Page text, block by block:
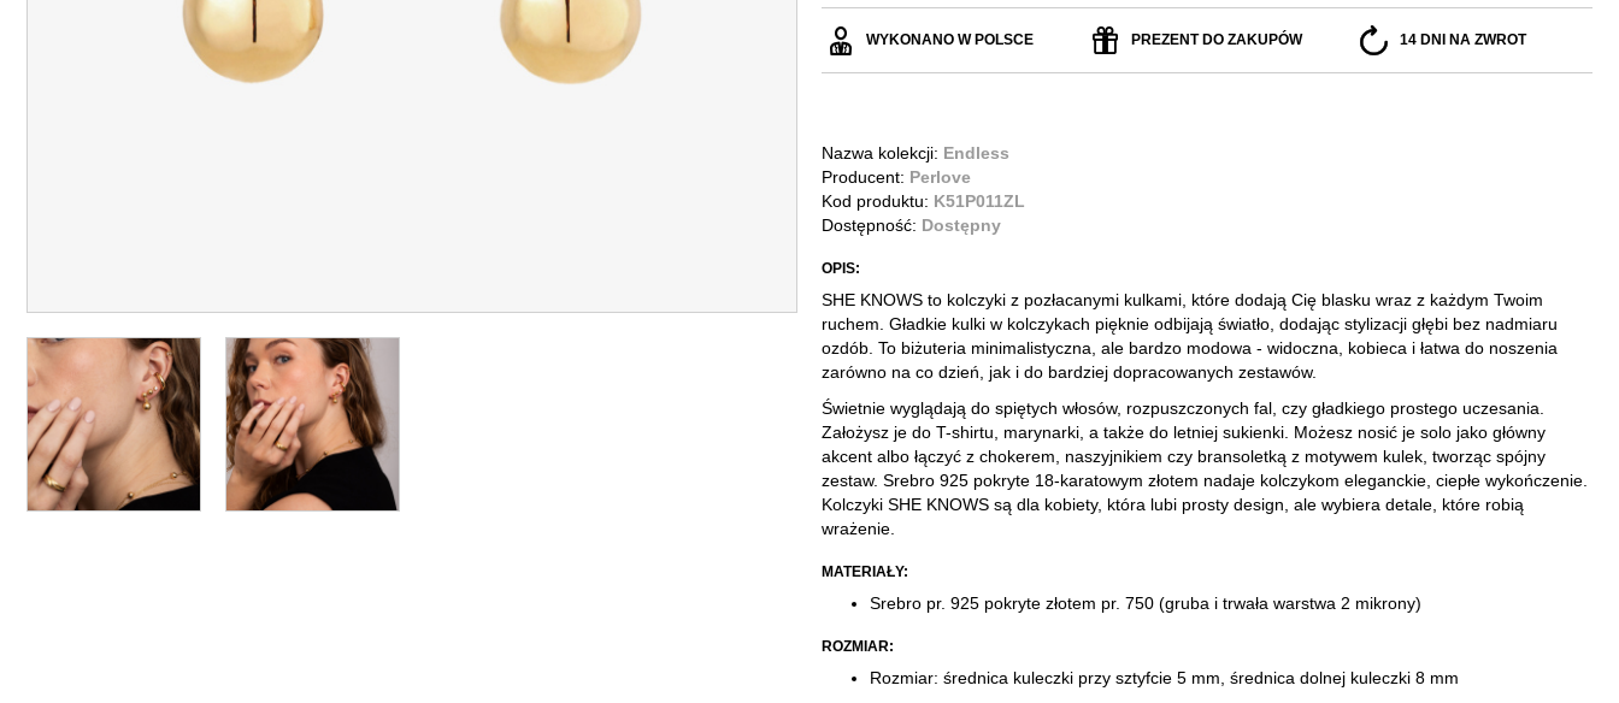
WYKONANO W POLSCE PREZENT DO ZAKUPÓW 14 DNI NA ZWROT
Nazwa kolekcji: Endless
Producent: Perlove
Kod produktu: K51P011ZL
Dostępność: Dostępny
OPIS:
SHE KNOWS to kolczyki z pozłacanymi kulkami, które dodają Cię blasku wraz z każdym Twoim
ruchem. Gładkie kulki w kolczykach pięknie odbijają światło, dodając stylizacji głębi bez nadmiaru
ozdób. To biżuteria minimalistyczna, ale bardzo modowa - widoczna, kobieca i łatwa do noszenia
zarówno na co dzień, jak i do bardziej dopracowanych zestawów.
Świetnie wyglądają do spiętych włosów, rozpuszczonych fal, czy gładkiego prostego uczesania.
Założysz je do T-shirtu, marynarki, a także do letniej sukienki. Możesz nosić je solo jako główny
akcent albo łączyć z chokerem, naszyjnikiem czy bransoletką z motywem kulek, tworząc spójny
zestaw. Srebro 925 pokryte 18-karatowym złotem nadaje kolczykom eleganckie, ciepłe wykończenie.
Kolczyki SHE KNOWS są dla kobiety, która lubi prosty design, ale wybiera detale, które robią
wrażenie.​
MATERIAŁY:
Srebro pr. 925 pokryte złotem pr. 750 (gruba i trwała warstwa 2 mikrony)
ROZMIAR:
Rozmiar: średnica kuleczki przy sztyfcie 5 mm, średnica dolnej kuleczki 8 mm